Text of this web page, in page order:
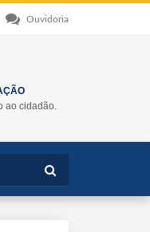
Ouvidoria
ao cidadão.